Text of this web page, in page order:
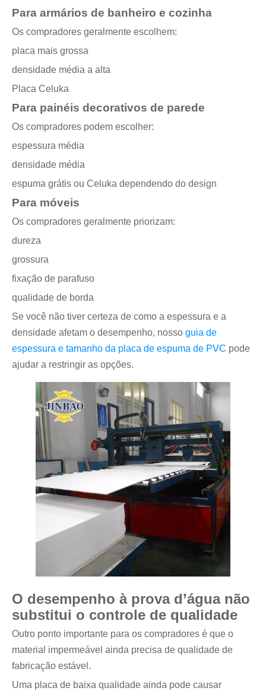
Para armários de banheiro e cozinha
Os compradores geralmente escolhem:
placa mais grossa
densidade média a alta
Placa Celuka
Para painéis decorativos de parede
Os compradores podem escolher:
espessura média
densidade média
espuma grátis ou Celuka dependendo do design
Para móveis
Os compradores geralmente priorizam:
dureza
grossura
fixação de parafuso
qualidade de borda
Se você não tiver certeza de como a espessura e a
densidade afetam o desempenho, nosso guia de
espessura e tamanho da placa de espuma de PVC pode
ajudar a restringir as opções.
O desempenho à prova d’água não
substitui o controle de qualidade
Outro ponto importante para os compradores é que o
material impermeável ainda precisa de qualidade de
fabricação estável.
Uma placa de baixa qualidade ainda pode causar